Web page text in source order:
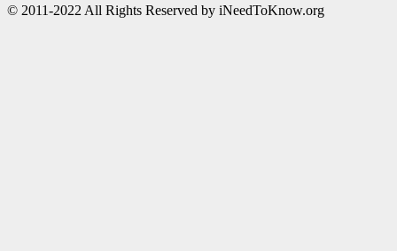
© 2011-2022 All Rights Reserved by iNeedToKnow.org